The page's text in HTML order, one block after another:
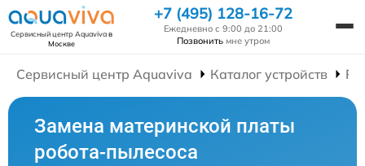
Сервисный центр Aquavivaв
Москве
+7 (495) 128-16-72
Ежедневно с 9:00 до 21:00
Позвонить мне утром
Сервисный центр Aquaviva Каталог устройств
Замена материнской платы
робота-пылесоса